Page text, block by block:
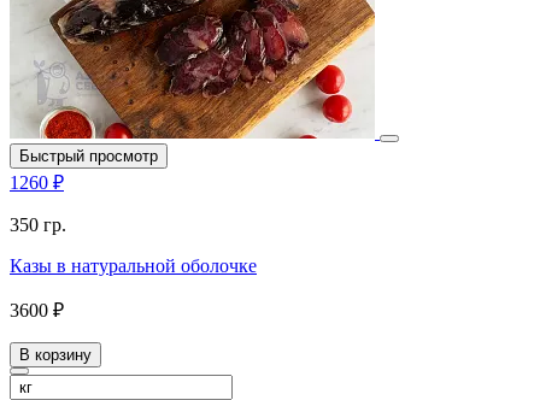
Быстрый просмотр
1260 ₽
350 гр.
Казы в натуральной оболочке
3600 ₽
В корзину